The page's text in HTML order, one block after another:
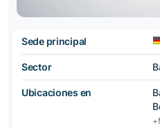
Sede principal
Sector
Ubicaciones en